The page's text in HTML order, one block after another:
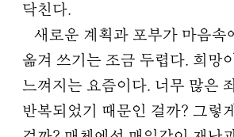
닥친다.
새로운 계획과 포부가 마음속
옮겨 쓰기는 조금 두렵다. 희망
느껴지는 요즘이다. 너무 많은
반복되었기 때문인 걸까? 그렇